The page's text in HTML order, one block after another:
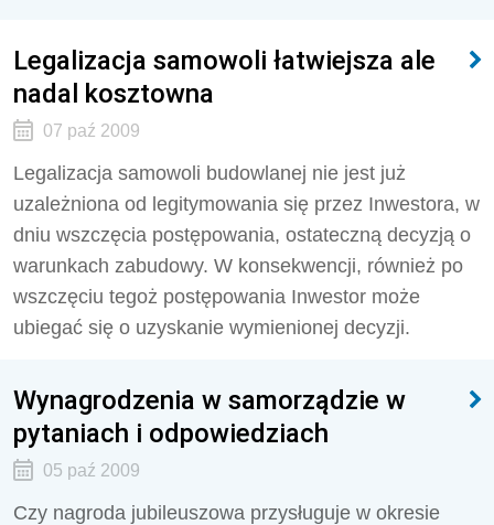
Legalizacja samowoli łatwiejsza ale
nadal kosztowna
07 paź 2009
Legalizacja samowoli budowlanej nie jest już
uzależniona od legitymowania się przez Inwestora, w
dniu wszczęcia postępowania, ostateczną decyzją o
warunkach zabudowy. W konsekwencji, również po
wszczęciu tegoż postępowania Inwestor może
ubiegać się o uzyskanie wymienionej decyzji.
Wynagrodzenia w samorządzie w
pytaniach i odpowiedziach
05 paź 2009
Czy nagroda jubileuszowa przysługuje w okresie